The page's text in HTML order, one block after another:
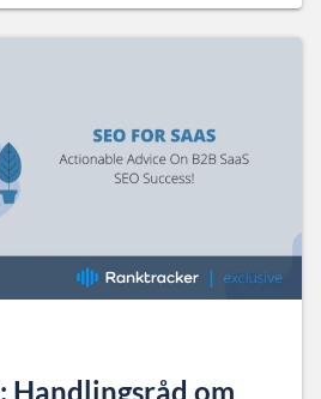
Handlingsråd om